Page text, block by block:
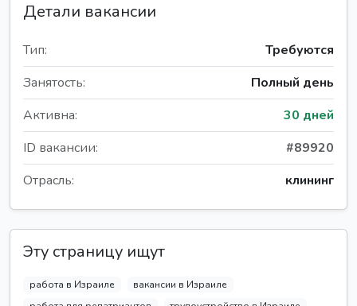
Детали вакансии
Тип:
Требуются
Занятость:
Полный день
Активна:
30 дней
ID вакансии:
#89920
Отрасль:
клининг
Эту страницу ищут
работа в Израиле
вакансии в Израиле